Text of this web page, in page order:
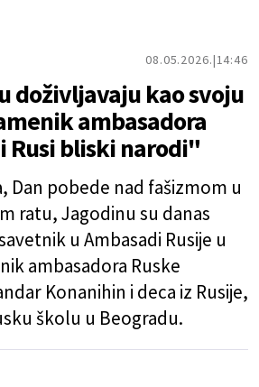
08.05.2026. 14:46
doživljavaju kao svoju
ambasadora
Rusi bliski narodi"
Dan pobede nad fašizmom u
ratu, Jagodinu su danas
u Ambasadi Rusije u
ambasadora Ruske
Konanihin i deca iz Rusije,
školu u Beogradu.